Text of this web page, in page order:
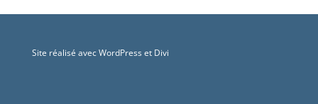
Site réalisé avec WordPress et Divi